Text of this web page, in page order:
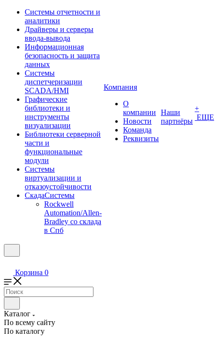
Системы отчетности и
аналитики
Драйверы и серверы
ввода-вывода
Информационная
безопасность и защита
данных
Системы
диспетчеризации
SCADA/HMI
Графические
библиотеки и
инструменты
визуализации
Библиотеки серверной
части и
функциональные
модули
Системы
виртуализации и
отказоустойчивости
СкадаСистемы
Rockwell
Automation/Allen-
Bradley со склада
в Спб
Компания
О
компании
Новости
Команда
Реквизиты
Наши
партнёры
+
ЕЩЕ
Корзина 0
Каталог
По всему сайту
По каталогу